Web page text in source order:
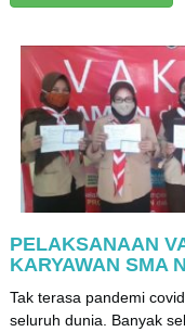
PELAKSANAAN
KARYAWAN SMA
Tak terasa pandemi
seluruh dunia. Banyak